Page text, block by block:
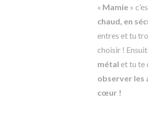
« Mamie »
chaud, en
entres et tu
choisir !
métal et tu te
observer les
cœur !